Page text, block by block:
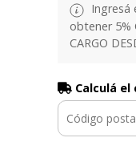
Ingresá
obtener 5%
CARGO
Calculá el